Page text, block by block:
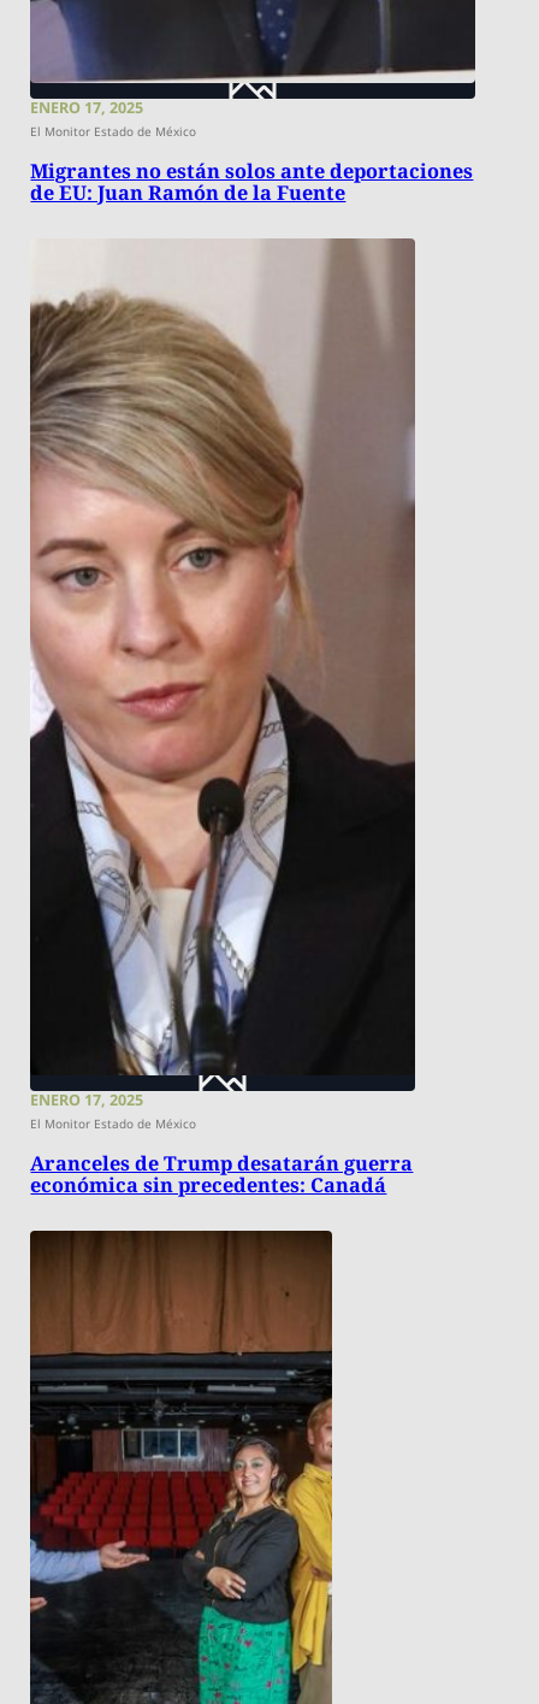
ENERO 17, 2025
El Monitor Estado de México
Migrantes no están solos ante deportaciones
de EU: Juan Ramón de la Fuente
ENERO 17, 2025
El Monitor Estado de México
Aranceles de Trump desatarán guerra
económica sin precedentes: Canadá